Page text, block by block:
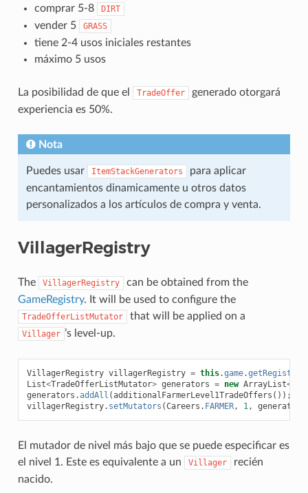
comprar 5-8 DIRT
vender 5 GRASS
tiene 2-4 usos iniciales restantes
máximo 5 usos
La posibilidad de que el TradeOffer
generado otorgará
experiencia es 50%.
Nota
Puedes usar ItemStackGenerators
para aplicar
encantamientos dinamicamente u otros datos
personalizados a los artículos de compra y venta.
VillagerRegistry
The VillagerRegistry
can be obtained from the
GameRegistry. It will be used to configure the
TradeOfferListMutator that will be applied on a
Villager ’s level-up.
VillagerRegistry villagerRegistry = this.game.getRegistry
List<TradeOfferListMutator> generators = new ArrayList<>
generators .addAll (additionalFarmerLevel1TradeOffers ());
villagerRegistry. setMutators (Careers . FARMER, 1, generators
El mutador de nivel más bajo que se puede especificar es
el nivel 1. Este es equivalente a un
Villager
recién
nacido.